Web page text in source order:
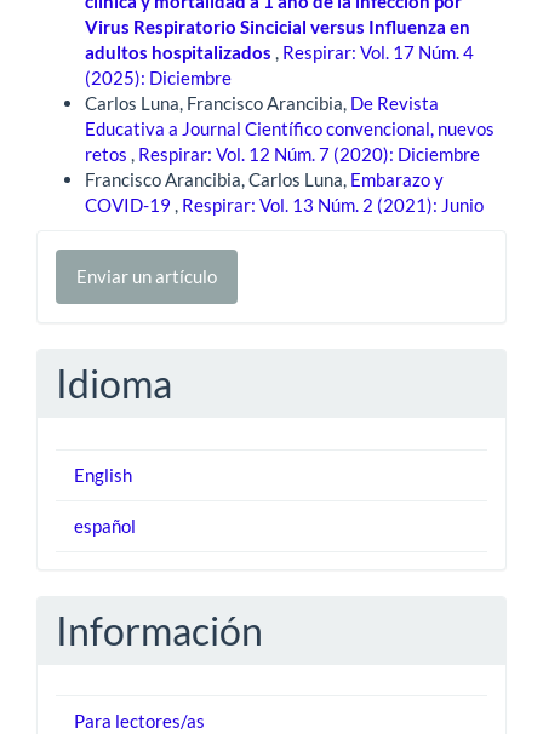
Virus Respiratorio Sincicial versus Influenza en
adultos hospitalizados , Respirar: Vol. 17 Núm. 4
(2025): Diciembre
Carlos Luna, Francisco Arancibia, De Revista
Educativa a Journal Científico convencional, nuevos
retos , Respirar: Vol. 12 Núm. 7 (2020): Diciembre
Francisco Arancibia, Carlos Luna, Embarazo y
COVID-19 , Respirar: Vol. 13 Núm. 2 (2021): Junio
Enviar
unEnviar un artículo
Idioma
English
español
Información
Para lectores/as